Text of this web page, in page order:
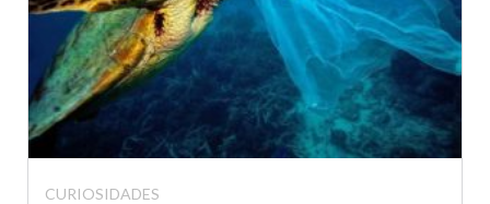
CURIOSIDADES